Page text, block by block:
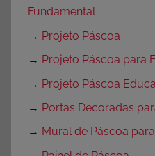
Fundamental
→ Projeto Páscoa
→ Projeto Páscoa para
→ Projeto Páscoa
→ Portas Decoradas
→ Mural de Páscoa